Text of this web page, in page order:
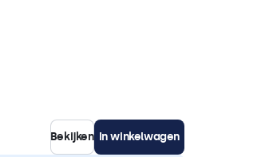
Bekijken In winkelwagen